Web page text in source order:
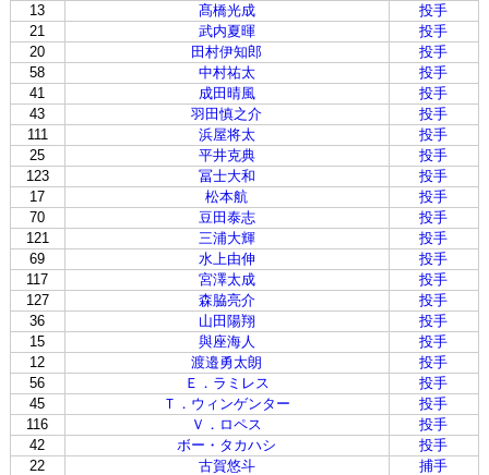
13
髙橋光成
投手
21
武内夏暉
投手
20
田村伊知郎
投手
58
中村祐太
投手
41
成田晴風
投手
43
羽田慎之介
投手
111
浜屋将太
投手
25
平井克典
投手
123
冨士大和
投手
17
松本航
投手
70
豆田泰志
投手
121
三浦大輝
投手
69
水上由伸
投手
117
宮澤太成
投手
127
森脇亮介
投手
36
山田陽翔
投手
15
與座海人
投手
12
渡邉勇太朗
投手
56
Ｅ．ラミレス
投手
45
Ｔ．ウィンゲンター
投手
116
Ｖ．ロペス
投手
42
ボー・タカハシ
投手
22
古賀悠斗
捕手